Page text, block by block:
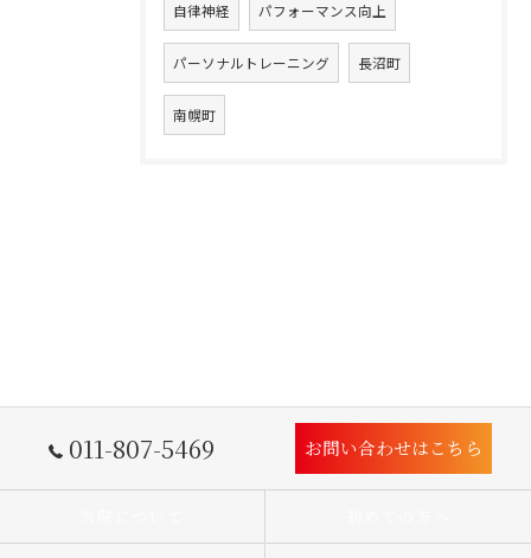
自律神経 パフォーマンス向上
パーソナルトレーニング 長沼町
南幌町
011-807-5469 お問い合わせはこちら